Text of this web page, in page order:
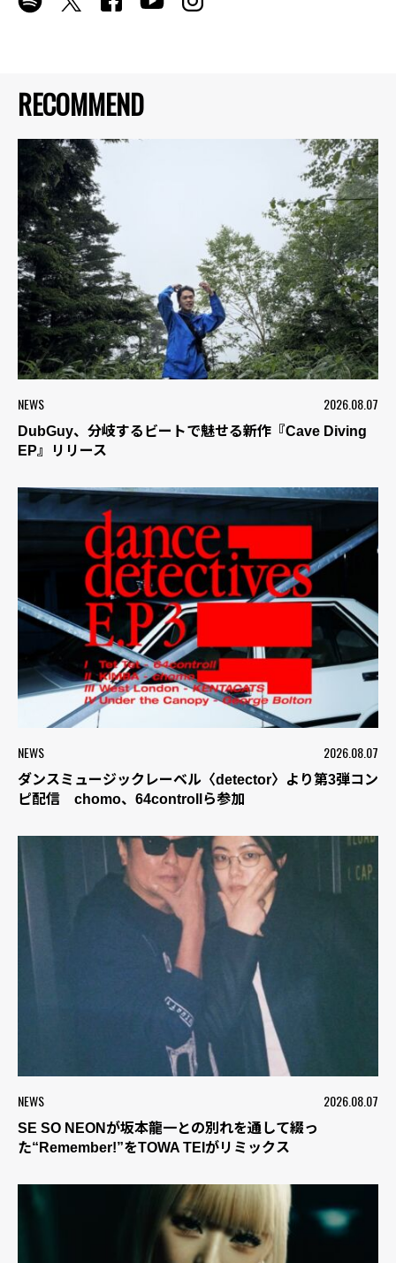
RECOMMEND
NEWS 2026.08.07
DubGuy、分岐するビートで魅せる新作『Cave Diving
EP』リリース
NEWS 2026.08.07
ダンスミュージックレーベル〈detector〉より第3弾コン
ピ配信 chomo、64controllら参加
NEWS 2026.08.07
SE SO NEONが坂本龍一との別れを通して綴っ
た“Remember!”をTOWA TEIがリミックス